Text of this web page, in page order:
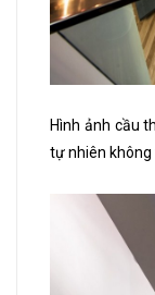
Hình ảnh cầu
tự nhiên không